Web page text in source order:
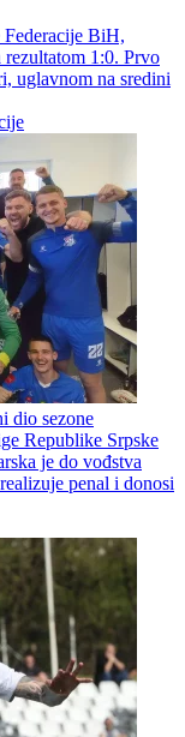
BiH,
1:0. Prvo
uglavnom na sredini
dio sezone
Republike Srpske
je do vođstva
penal i donosi